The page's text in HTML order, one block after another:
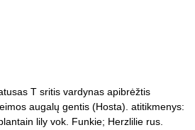
T sritis vardynas apibrėžtis
augalų gentis (Hosta). atitikmenys:
lily vok. Funkie; Herzlilie rus.